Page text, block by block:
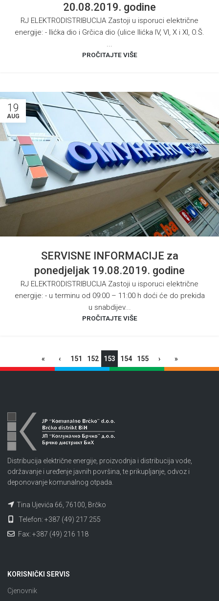
20.08.2019. godine
RJ ELEKTRODISTRIBUCIJA Zastoji u isporuci električne
energije: - Ilićka dio i Grčica dio (ulice Ilićka IV, VI, X i XI, O.Š.
...
PROČITAJTE VIŠE
19
AUG
SERVISNE INFORMACIJE za
ponedjeljak 19.08.2019. godine
RJ ELEKTRODISTRIBUCIJA Zastoji u isporuci električne
energije: - u terminu od 09:00 – 11:00 h doći će do prekida
u snabdijev...
PROČITAJTE VIŠE
« ‹ 151 152 153 154 155 › »
Distribucija električne energije, proizvodnja i distribucija vode,
održavanje i uređenje javnih površina, te prikupljanje, odvoz i
deponovanje komunalnog otpada.
Tina Ujevića 66, 76100, Brčko
Telefon: +387 (49) 217 255
Fax: +387 (49) 216 118
KORISNIČKI SERVIS
Cjenovnik